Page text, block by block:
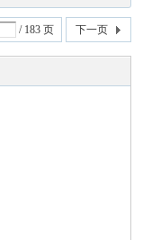
/ 183 页 下一页